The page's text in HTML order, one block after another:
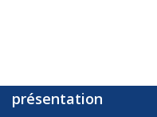
présentation